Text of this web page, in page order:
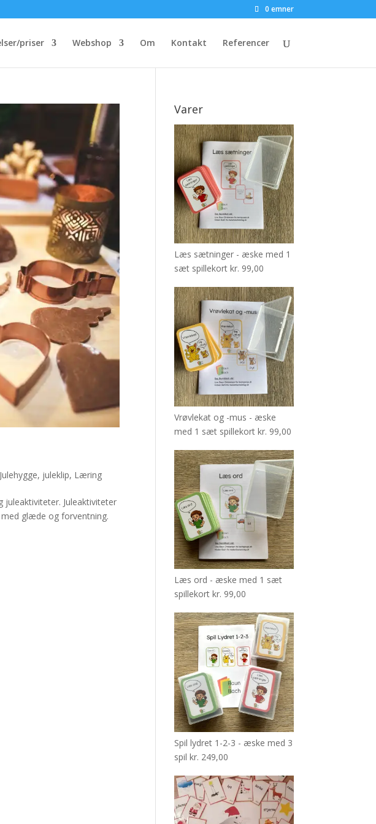
0 emner
priser Webshop Om Kontakt Referencer
Julehygge, juleklip, Læring
Juleaktiviteter
glæde og forventning.
Varer
Læs sætninger - æske med 1
sæt spillekort kr. 99,00
Vrøvlekat og -mus - æske
med 1 sæt spillekort kr. 99,00
Læs ord - æske med 1 sæt
spillekort kr. 99,00
Spil lydret 1-2-3 - æske med 3
spil kr. 249,00